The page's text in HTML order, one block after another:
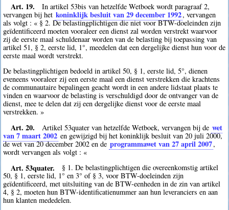
Art. 19.
In artikel 53bis van hetzelfde Wetboek wordt paragraaf 2,
vervangen bij het koninklijk besluit van 29 december 1992, vervangen
als volgt : « § 2. De belastingplichtigen die niet voor BTW-doeleinden zijn
geïdentificeerd moeten vooraleer een dienst zal worden verstrekt waarvoor
zij de eerste maal schuldenaar worden van de belasting bij toepassing van
artikel 51, § 2, eerste lid, 1°, meedelen dat een dergelijke dienst hun voor de
eerste maal wordt verstrekt.
De belastingplichtigen bedoeld in artikel 50, § 1, eerste lid, 5°, dienen
eveneens vooraleer zij een eerste maal een dienst verstrekken die krachtens
de communautaire bepalingen geacht wordt in een andere lidstaat plaats te
vinden en waarvoor de belasting is verschuldigd door de ontvanger van de
dienst, mee te delen dat zij een dergelijke dienst voor de eerste maal
verstrekken. »
Art. 20. Artikel 53quater van hetzelfde Wetboek, vervangen bij de wet
van 7 maart 2002 en gewijzigd bij het koninklijk besluit van 20 juli 2000,
de wet van 20 december 2002 en de programmawet van 27 april 2007,
wordt vervangen als volgt : «
Art. 53quater.
§ 1. De belastingplichtigen die overeenkomstig artikel
50, § 1, eerste lid, 1° en 3° of § 3, voor BTW-doeleinden zijn
geïdentificeerd, met uitsluiting van de BTW-eenheden in de zin van artikel
4, § 2, moeten hun BTW-identificatienummer aan hun leveranciers en aan
hun klanten mededelen.